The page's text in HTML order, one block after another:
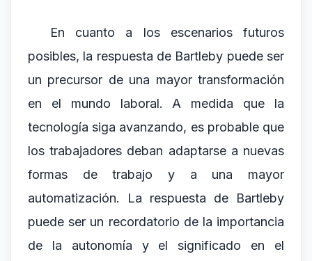
En cuanto a los escenarios futuros
posibles, la respuesta de Bartleby puede ser
un precursor de una mayor transformación
en el mundo laboral. A medida que la
tecnología siga avanzando, es probable que
los trabajadores deban adaptarse a nuevas
formas de trabajo y a una mayor
automatización. La respuesta de Bartleby
puede ser un recordatorio de la importancia
de la autonomía y el significado en el